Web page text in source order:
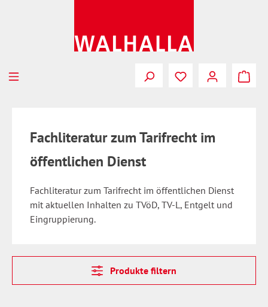
Fachliteratur zum Tarifrecht im
öffentlichen Dienst
Fachliteratur zum Tarifrecht im öffentlichen Dienst
mit aktuellen Inhalten zu TVöD, TV-L, Entgelt und
Eingruppierung.
Produkte filtern